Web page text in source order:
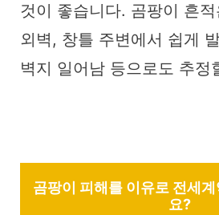
것이 좋습니다. 곰팡이 흔
외벽, 창틀 주변에서 쉽게
벽지 일어남 등으로도 추정
곰팡이 피해를 이유로 전세
요?